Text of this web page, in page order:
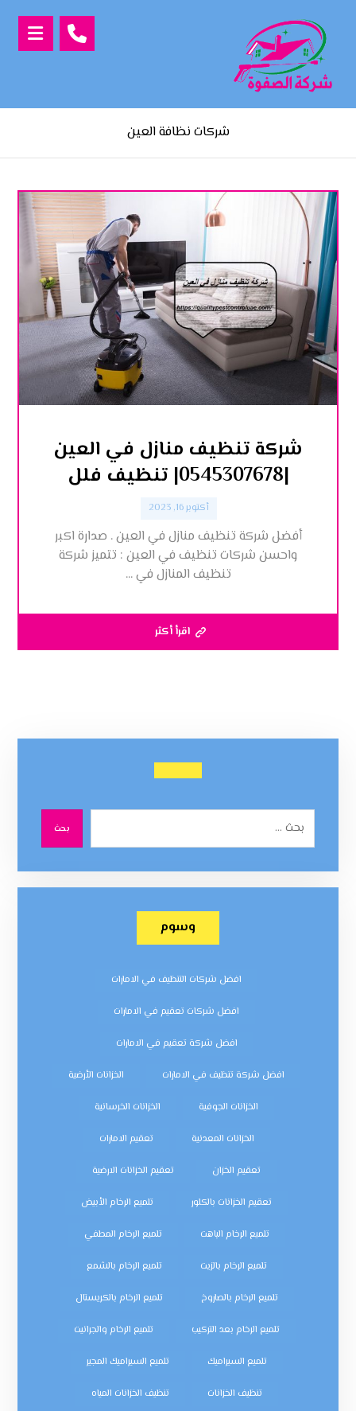
شركات نظافة العين
شركة تنظيف منازل في العين
|0545307678| تنظيف فلل
أكتوبر 16, 2023
أفضل شركة تنظيف منازل في العين . صدارة اكبر
واحسن شركات تنظيف في العين : تتميز شركة
تنظيف المنازل في ...
اقرأ أكثر
بحث
وسوم
افضل شركات التنظيف في الامارات
افضل شركات تعقيم في الامارات
افضل شركة تعقيم في الامارات
افضل شركة تنظيف في الامارات الخزانات الأرضية
الخزانات الجوفية الخزانات الخرسانية
الخزانات المعدنية تعقيم الامارات
تعقيم الخزان تعقيم الخزانات الارضية
تعقيم الخزانات بالكلور تلميع الرخام الأبيض
تلميع الرخام الباهت تلميع الرخام المطفي
تلميع الرخام بالزيت تلميع الرخام بالشمع
تلميع الرخام بالصاروخ تلميع الرخام بالكريستال
تلميع الرخام بعد التركيب تلميع الرخام والجرانيت
تلميع السيراميك تلميع السيراميك المجير
تنظيف الخزانات تنظيف الخزانات المياه